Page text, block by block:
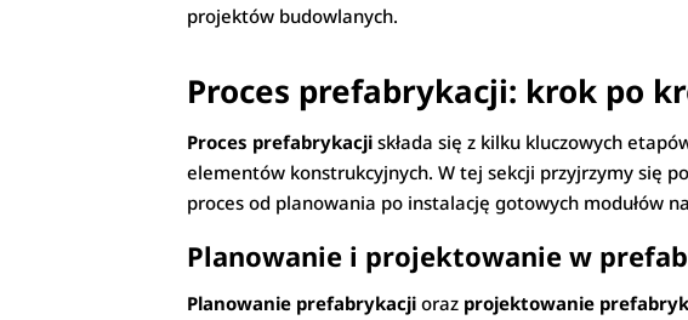
projektów budowlanych.
Proces prefabrykacji: krok po
Proces prefabrykacji składa się z kilku kluczowych
elementów konstrukcyjnych. W tej sekcji przyjrzymy się
proces od planowania po instalację gotowych modułów
Planowanie i projektowanie w
Planowanie prefabrykacji oraz projektowanie